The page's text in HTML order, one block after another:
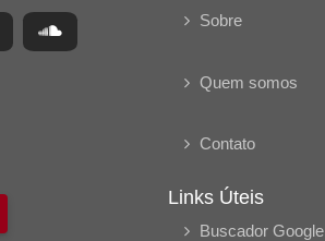
Sobre
Quem somos
Contato
Links Úteis
Buscador Google